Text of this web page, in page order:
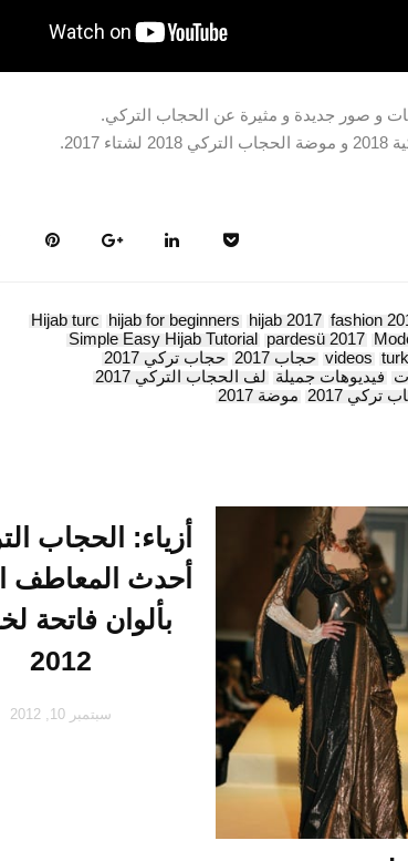
fashion
hijab 2017
hijab for beginners
Hijab turc
pardesü 2017
Simple Easy Hijab Tutorial
videos حجاب 2017
حجاب تركي 2017
فيديوهات جميلة لف الحجاب التركي 2017
تركي 2017 موضة 2017
أزياء: الحجاب
أحدث المعاطف
بألوان فاتحة
2012
سبتمبر 10, 2012